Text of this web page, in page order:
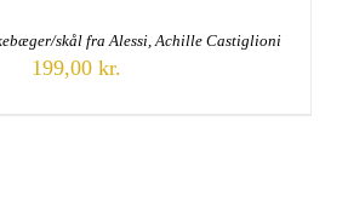
skål fra Alessi, Achille Castiglioni
199,00 kr.